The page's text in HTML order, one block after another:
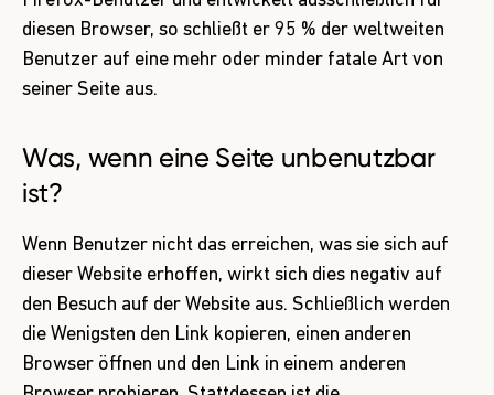
diesen Browser, so schließt er 95 % der weltweiten
Benutzer auf eine mehr oder minder fatale Art von
seiner Seite aus.
Was, wenn eine Seite unbenutzbar
ist?
Wenn Benutzer nicht das erreichen, was sie sich auf
dieser Website erhoffen, wirkt sich dies negativ auf
den Besuch auf der Website aus. Schließlich werden
die Wenigsten den Link kopieren, einen anderen
Browser öffnen und den Link in einem anderen